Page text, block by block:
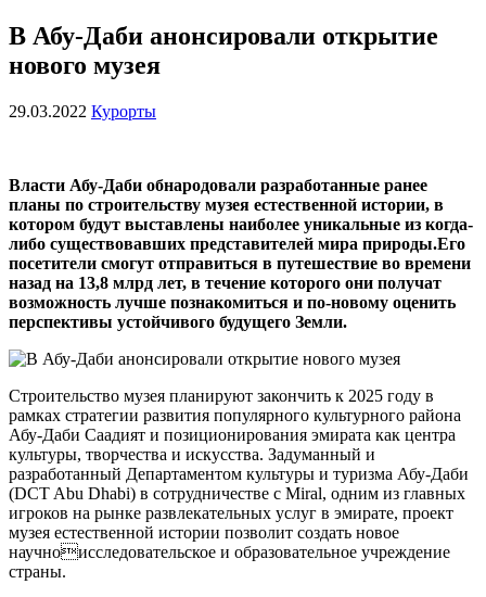
В Абу-Даби анонсировали открытие
нового музея
29.03.2022 Курорты
Власти Абу-Даби обнародовали разработанные ранее
планы по строительству музея естественной истории, в
котором будут выставлены наиболее уникальные из когда-
либо существовавших представителей мира природы.Его
посетители смогут отправиться в путешествие во времени
назад на 13,8 млрд лет, в течение которого они получат
возможность лучше познакомиться и по-новому оценить
перспективы устойчивого будущего Земли.
Строительство музея планируют закончить к 2025 году в
рамках стратегии развития популярного культурного района
Абу-Даби Саадият и позиционирования эмирата как центра
культуры, творчества и искусства. Задуманный и
разработанный Департаментом культуры и туризма Абу-Даби
(DCT Abu Dhabi) в сотрудничестве с Miral, одним из главных
игроков на рынке развлекательных услуг в эмирате, проект
музея естественной истории позволит создать новое
научноисследовательское и образовательное учреждение
страны.